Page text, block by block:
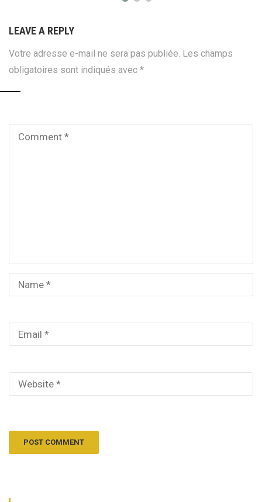
LEAVE A REPLY
Votre adresse e-mail ne sera pas publiée. Les champs
obligatoires sont indiqués avec *